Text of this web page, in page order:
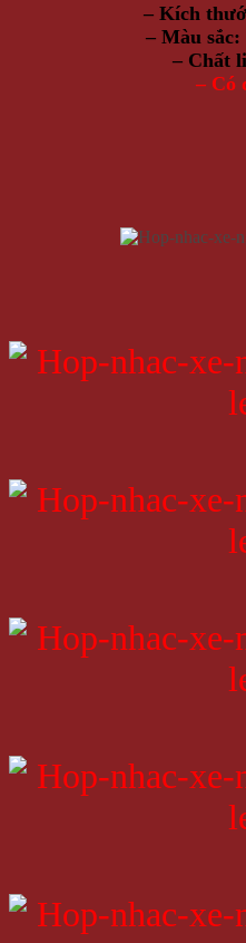
– Kích
– Màu sắc:
– Chất
– Có